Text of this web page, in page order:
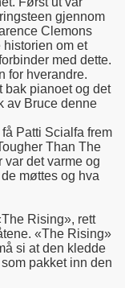
gjennom
Clemons
historien om et
med dette.
for hverandre.
bak pianoet og det
av Bruce denne
Patti Scialfa frem
Than The
det varme og
møttes og hva
Rising», rett
«The Rising»
si at den kledde
pakket inn den